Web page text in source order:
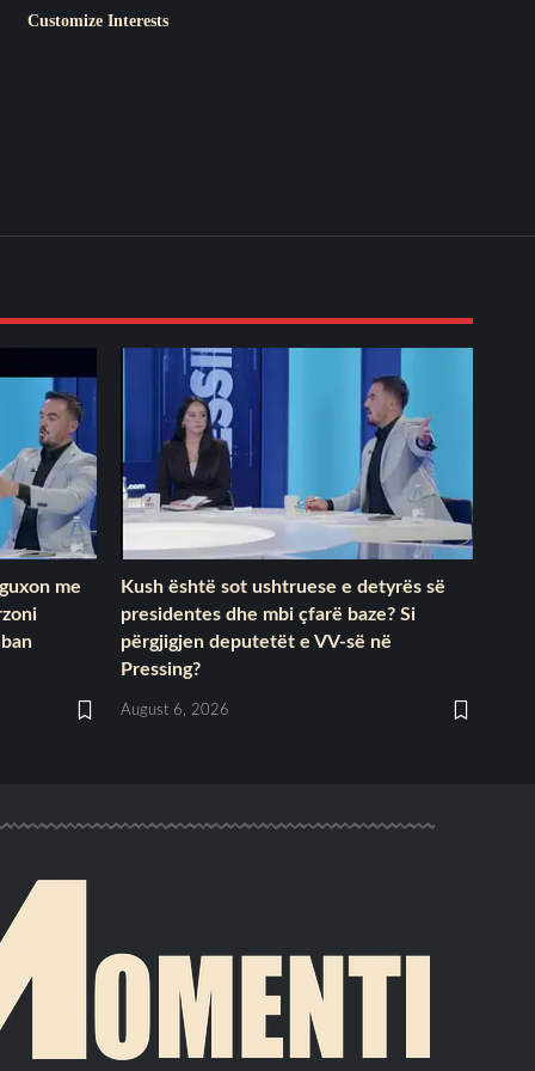
Customize Interests
me
Kush është sot ushtruese e detyrës së
presidentes dhe mbi çfarë baze? Si
përgjigjen deputetët e VV-së në
Pressing?
August 6, 2026